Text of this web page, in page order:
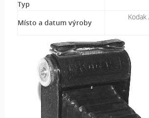
Typ
Místo a datum výroby
Kodak